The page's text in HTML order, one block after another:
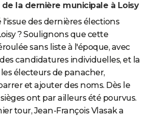
de la dernière municipale à Loisy
des dernières élections
? Soulignons que cette
sans liste à l'époque, avec
candidatures individuelles, et la
électeurs de panacher,
et ajouter des noms. Dès le
ont par ailleurs été pourvus.
tour, Jean-François Vlasak a